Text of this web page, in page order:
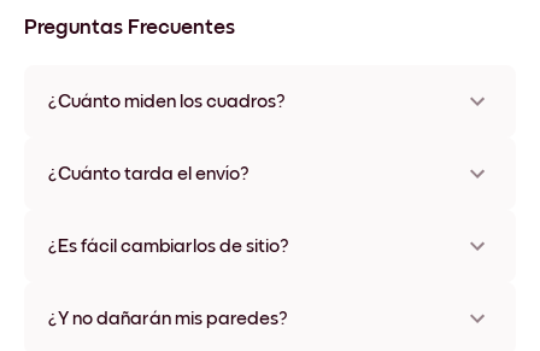
Preguntas Frecuentes
¿Cuánto miden los cuadros?
varios materiales y colores de marco, incluidas opciones sin
¿Cuánto tarda el envío?
disponibles en algunos países. Te enviaremos un número de
¿Es fácil cambiarlos de sitio?
ningún daño
¿Y no dañarán mis paredes?